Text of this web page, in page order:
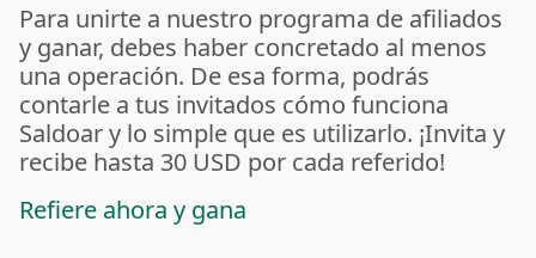
Para unirte a nuestro programa de afiliados
y ganar, debes haber concretado al menos
una operación. De esa forma, podrás
contarle a tus invitados cómo funciona
Saldoar y lo simple que es utilizarlo. ¡Invita y
recibe hasta 30 USD por cada referido!
Refiere ahora y gana